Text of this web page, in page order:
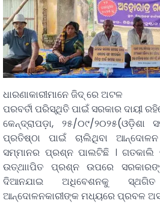
ଧାରଣାକାରୀମାନେ ଜିଦ୍ ରେ ଅଟଳ
ପରବର୍ତୀ ପରିସ୍ଥିତି ପାଇଁ ସରକାର ଦାୟୀ
କେନ୍ଦ୍ରାପଡ଼ା, ୨୫/୦୯/୨୦୨୫(ଓଡ଼ିଶା
ପ୍ରତିଷ୍ଠା ପାଇଁ ଚାଲିଥିବା ଆନ୍ଦୋଳନ
ସମ୍ମାନର ପ୍ରଶ୍ନ ପାଲଟିଛି । ଗତକାଲି
ଉତ୍ଥାାପିତ ପ୍ରଶ୍ନ ଉପରେ
ଦିଆନଯାଇ ଅଧିବେଶନକୁ
ଆନ୍ଦୋଳନକାରୀଙ୍କ ମଧ୍ୟରେ ପ୍ରବଳ